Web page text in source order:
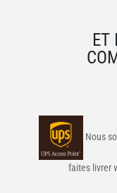
ET
Nous
faites livrer